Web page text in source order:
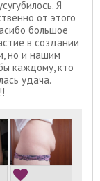
Я
от этого
большое
в создании
но и нашим
каждому, кто
удача.